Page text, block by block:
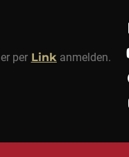
per Link anmelden.